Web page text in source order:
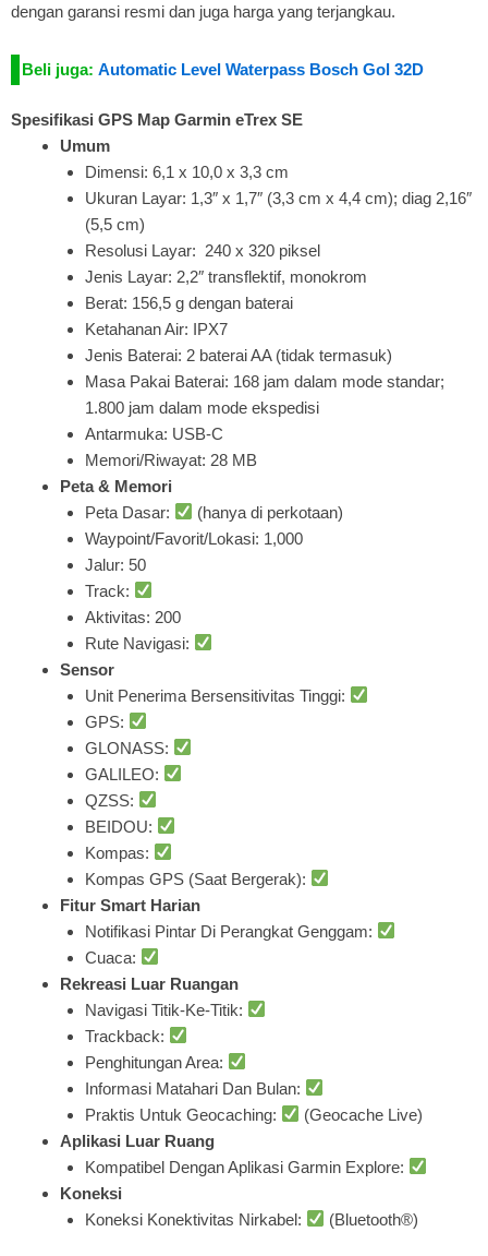
dengan garansi resmi dan juga harga yang terjangkau.
Beli juga:Automatic Level Waterpass Bosch Gol 32D
Spesifikasi GPS Map Garmin eTrex SE
Umum
Dimensi: 6,1 x 10,0 x 3,3 cm
Ukuran Layar: 1,3″ x 1,7″ (3,3 cm x 4,4 cm); diag 2,16″
(5,5 cm)
Resolusi Layar: 240 x 320 piksel
Jenis Layar: 2,2″ transflektif, monokrom
Berat: 156,5 g dengan baterai
Ketahanan Air: IPX7
Jenis Baterai: 2 baterai AA (tidak termasuk)
Masa Pakai Baterai: 168 jam dalam mode standar;
1.800 jam dalam mode ekspedisi
Antarmuka: USB-C
Memori/Riwayat: 28 MB
Peta & Memori
Peta Dasar:
(hanya di perkotaan)
Waypoint/Favorit/Lokasi: 1,000
Jalur: 50
Track:
Aktivitas: 200
Rute Navigasi:
Sensor
Unit Penerima Bersensitivitas Tinggi:
GPS:
GLONASS:
GALILEO:
QZSS:
BEIDOU:
Kompas:
Kompas GPS (Saat Bergerak):
Fitur Smart Harian
Notifikasi Pintar Di Perangkat Genggam:
Cuaca:
Rekreasi Luar Ruangan
Navigasi Titik-Ke-Titik:
Trackback:
Penghitungan Area:
Informasi Matahari Dan Bulan:
Praktis Untuk Geocaching:
(Geocache Live)
Aplikasi Luar Ruang
Kompatibel Dengan Aplikasi Garmin Explore:
Koneksi
Koneksi Konektivitas Nirkabel:
(Bluetooth®)